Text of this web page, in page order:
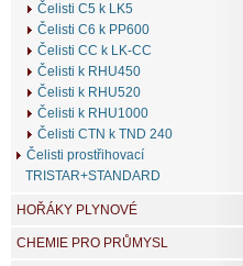
Čelisti C5 k LK5
Čelisti C6 k PP600
Čelisti CC k LK-CC
Čelisti k RHU450
Čelisti k RHU520
Čelisti k RHU1000
Čelisti CTN k TND 240
Čelisti prostřihovací
TRISTAR+STANDARD
HOŘÁKY PLYNOVÉ
CHEMIE PRO PRŮMYSL